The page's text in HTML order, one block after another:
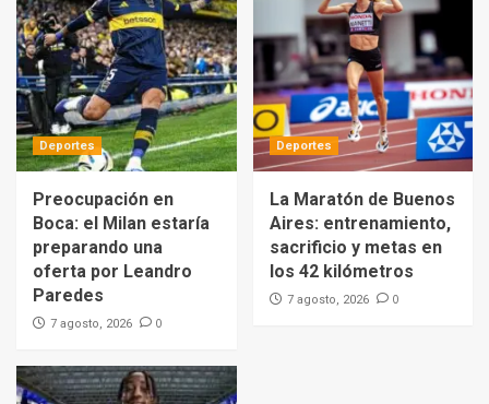
Deportes
Preocupación en
Boca: el Milan estaría
preparando una
oferta por Leandro
Paredes
7 agosto, 2026 0
Deportes
La Maratón de Buenos
Aires: entrenamiento,
sacrificio y metas en
los 42 kilómetros
7 agosto, 2026 0